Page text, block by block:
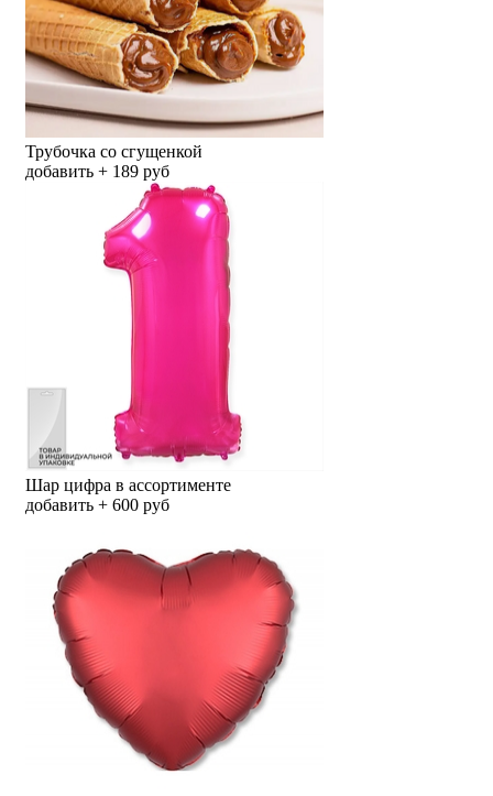
Трубочка со сгущенкой
добавить + 189 руб
Шар цифра в ассортименте
добавить + 600 руб